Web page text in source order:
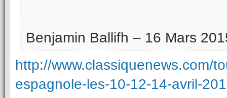
Benjamin Ballifh – 16 Mars
http://www.classiquenews.com/
espagnole-les-10-12-14-avril-